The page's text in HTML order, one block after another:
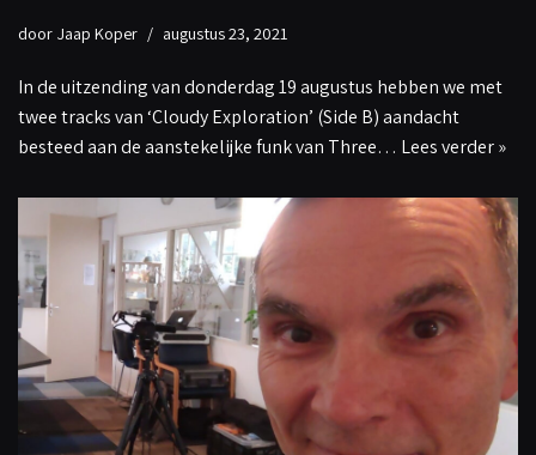
door Jaap Koper augustus 23, 2021
In de uitzending van donderdag 19 augustus hebben we met
twee tracks van ‘Cloudy Exploration’ (Side B) aandacht
besteed aan de aanstekelijke funk van Three… Lees verder »